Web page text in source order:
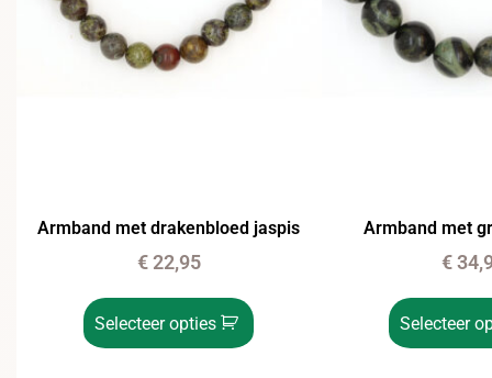
Armband met drakenbloed jaspis
€22,95
Selecteer opties
Armband met
€
Selecteer